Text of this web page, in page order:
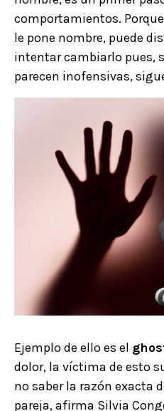
comportamientos.
le pone nombre, puede
intentar cambiarlo pues,
parecen inofensivas,
Ejemplo de ello es el
dolor, la víctima de esto
no saber la razón exacta
pareja, afirma Silvia